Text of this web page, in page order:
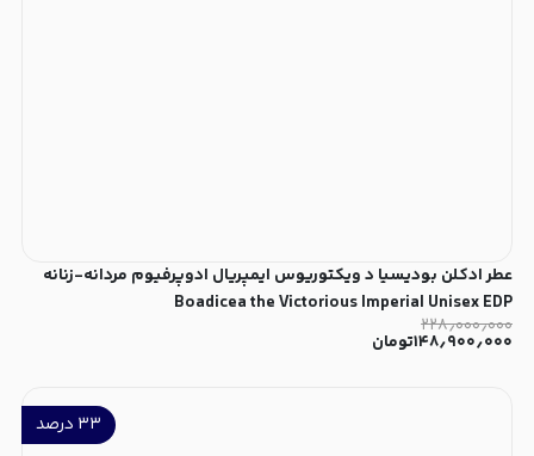
عطر ادکلن بودیسیا د ویکتوریوس ایمپریال ادوپرفیوم مردانه-زنانه
Boadicea the Victorious Imperial Unisex EDP
۲۲۸٫۰۰۰٫۰۰۰
۱۴۸٫۹۰۰٫۰۰۰تومان
۳۳ درصد